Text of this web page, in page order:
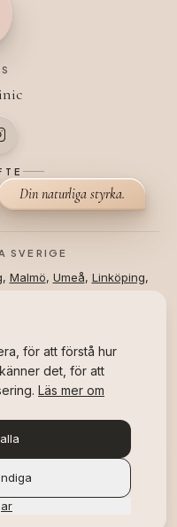
Din naturliga styrka.
SVERIGE
, Malmö, Umeå, Linköping,
BRANSCHPRIS
ÅR I RAD
utmärkelser
för att förstå hur
det, för att
Läs mer om